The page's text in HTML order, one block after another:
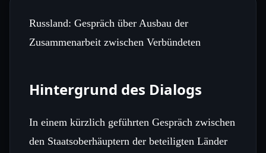
Russland: Gespräch über Ausbau der
Zusammenarbeit zwischen Verbündeten
Hintergrund des Dialogs
In einem kürzlich geführten Gespräch zwischen
den Staatsoberhäuptern der beteiligten Länder